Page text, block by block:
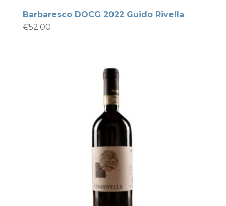
Barbaresco DOCG 2022 Guido Rivella
€52.00